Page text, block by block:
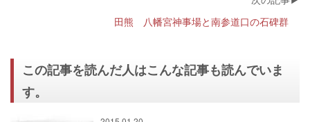
田熊 八幡宮神事場と南参道口の石碑群
この記事を読んだ人はこんな記事も読んでいま
す。